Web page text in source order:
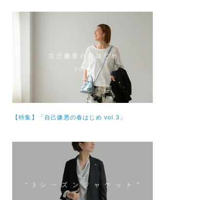
【特集】 「自己嫌悪の春はじめ vol.3」